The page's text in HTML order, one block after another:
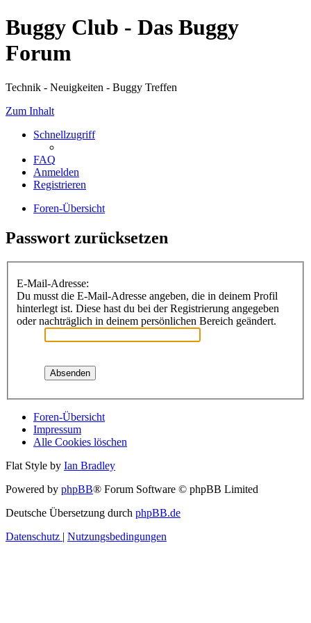
Buggy Club - Das Buggy
Forum
Technik - Neuigkeiten - Buggy Treffen
Zum Inhalt
Schnellzugriff
FAQ
Anmelden
Registrieren
Foren-Übersicht
Passwort zurücksetzen
E-Mail-Adresse:
Du musst die E-Mail-Adresse angeben, die in deinem Profil
hinterlegt ist. Diese hast du bei der Registrierung angegeben
oder nachträglich in deinem persönlichen Bereich geändert.
Foren-Übersicht
Impressum
Alle Cookies löschen
Flat Style by Ian Bradley
Powered by phpBB® Forum Software © phpBB Limited
Deutsche Übersetzung durch phpBB.de
Datenschutz | Nutzungsbedingungen